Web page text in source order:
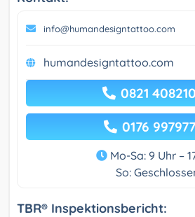
info@humandesigntattoo.com
humandesigntattoo.com
0821
0176
Mo-Sa: 9 Uhr –
So:
TBR® Inspektionsbericht: